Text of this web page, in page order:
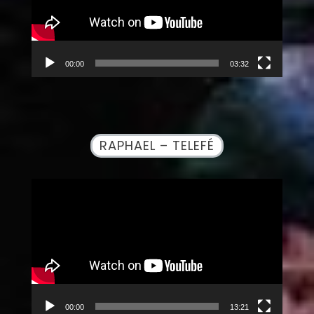
00:00 03:32
RAPHAEL – TELEFÉ
00:00 13:21